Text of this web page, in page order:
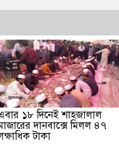
১৮ দিনেই শাহজালাল
দানবাক্সে মিলল ৪৭
টাকা